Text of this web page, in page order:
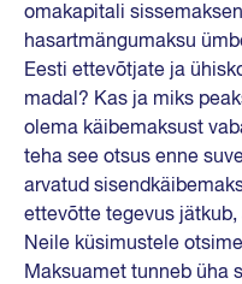
omakapitali
hasartmängumaksu
Eesti ettevõtjate ja
madal? Kas ja miks
olema käibemaksust
teha see otsus enne
arvatud
ettevõtte tegevus
Neile küsimustele
Maksuamet tunneb üha